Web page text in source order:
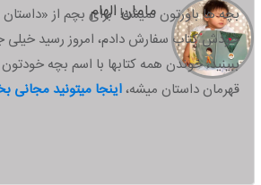
مامان الهام
بچه ها باورتون نمیشه! برای بچم از
خودش کتاب سفارش دادم، امروز رسید خیلی
ببینید،خوندن همه کتابها با اسم بچه
قهرمان داستان میشه،اینجا میتونید مجانی